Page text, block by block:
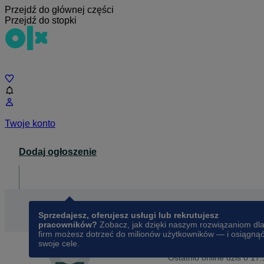
Przejdź do głównej części
Przejdź do stopki
Twoje konto
Dodaj ogłoszenie
Sprzedajesz, oferujesz usługi lub rekrutujesz
pracowników? Zobacz, jak dzięki naszym rozwiązaniom dla
firm możesz dotrzeć do milionów użytkowników — i osiągnąć
swoje cele.
Ostatnio online dziś o